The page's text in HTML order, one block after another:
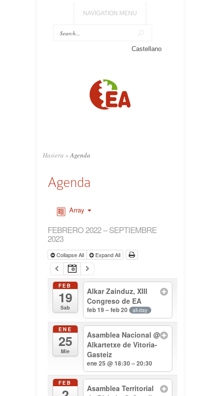
NAVIGATION MENU
Castellano
Hasiera » Agenda
Agenda
Array
FEBRERO 2022 – SEPTIEMBRE
2023
Collapse All Expand All
FEB
19
Sab
Alkar Zainduz, XIII
Congreso de EA
feb 19 – feb 20 all-day
ENE
25
Mie
Asamblea Nacional@
Alkartetxe de Vitoria-
Gasteiz
ene 25 @ 18:30 – 20:30
FEB
Asamblea Territorial